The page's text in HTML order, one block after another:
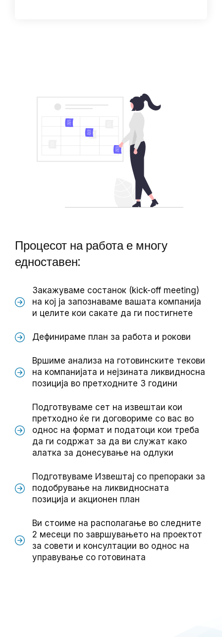
Процесот на работа е многу
едноставен:
Закажуваме состанок (kick-off meeting)
на кој ја запознаваме вашата компанија
и целите кои сакате да ги постигнете
Дефинираме план за работа и рокови
Вршиме анализа на готовинските текови
на компанијата и нејзината ликвидносна
позиција во претходните 3 години
Подготвуваме сет на извештаи кои
претходно ќе ги договориме со вас во
однос на формат и податоци кои треба
да ги содржат за да ви служат како
алатка за донесување на одлуки
Подготвуваме Извештај со препораки за
подобрување на ликвидносната
позиција и акционен план
Ви стоиме на располагање во следните
2 месеци по завршувањето на проектот
за совети и консултации во однос на
управување со готовината